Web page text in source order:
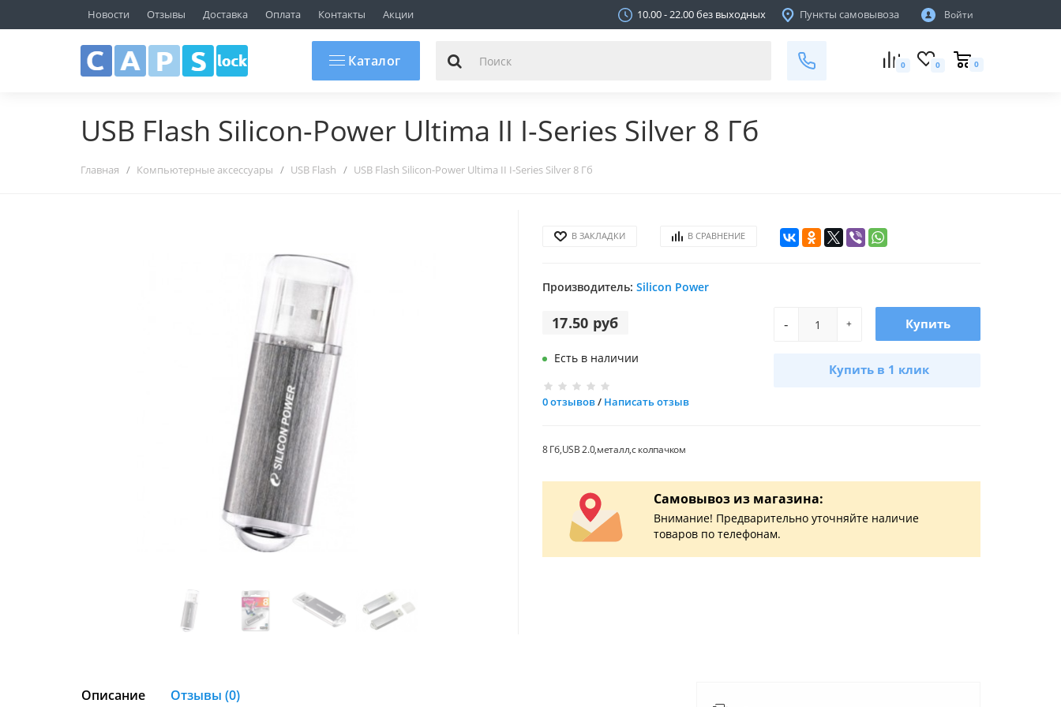
Новости Отзывы Доставка Оплата Контакты Акции 10.00 - 22.00 без выходных Пункты самовывоза Войти
Каталог 0 0 0
г.Минск, ул.Уманская 54
ТЦ "ПОДЗЕМНЫЙ ГОРОД", Пав. 138
г.Минск,пр-т. Партизанский 81Е
USB Flash Silicon-Power Ultima II I-Series Silver 8 Гб
Главная Компьютерные аксессуары USB Flash USB Flash Silicon-Power Ultima II I-Series Silver 8 Гб
В ЗАКЛАДКИ В СРАВНЕНИЕ
Производитель: Silicon Power
17.50 руб
Есть в наличии
0 отзывов/ Написать отзыв
+
- Купить
Купить в 1 клик
8 Гб,USB 2.0,металл,с колпачком
Самовывоз из магазина:
Внимание! Предварительно уточняйте наличие
товаров по телефонам.
Описание Отзывы (0)